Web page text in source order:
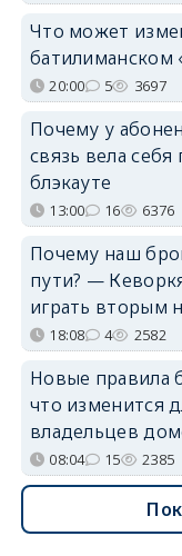
Что может
батилиманском
20:00 5 3697
Почему у
связь вела
блэкауте
13:00 16 6376
Почему наш
пути? —
играть вторым
18:08 4 2582
Новые правила
что изменится
владельцев
08:04 15 2385